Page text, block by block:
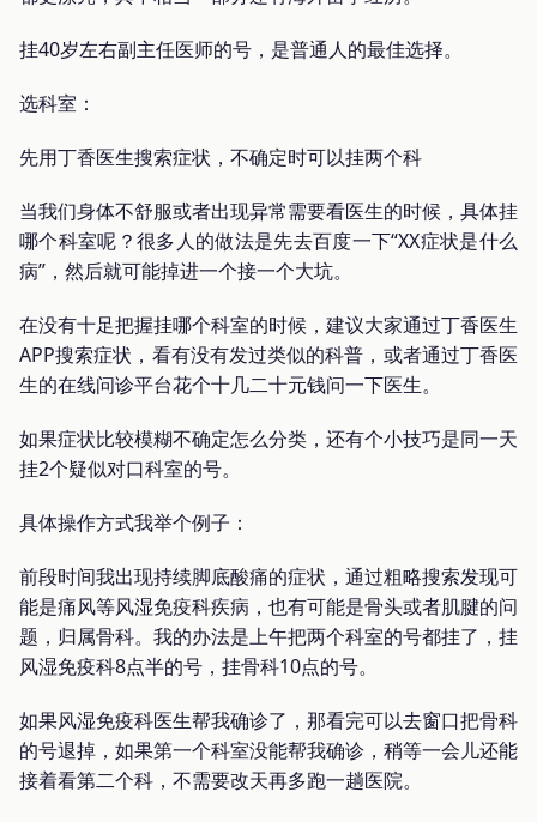
挂40岁左右副主任医师的号，是普通人的最佳选择。
选科室：
先用丁香医生搜索症状，不确定时可以挂两个科
当我们身体不舒服或者出现异常需要看医生的时候，具体挂
哪个科室呢？很多人的做法是先去百度一下“XX症状是什么
病”，然后就可能掉进一个接一个大坑。
在没有十足把握挂哪个科室的时候，建议大家通过丁香医生
APP搜索症状，看有没有发过类似的科普，或者通过丁香医
生的在线问诊平台花个十几二十元钱问一下医生。
如果症状比较模糊不确定怎么分类，还有个小技巧是同一天
挂2个疑似对口科室的号。
具体操作方式我举个例子：
前段时间我出现持续脚底酸痛的症状，通过粗略搜索发现可
能是痛风等风湿免疫科疾病，也有可能是骨头或者肌腱的问
题，归属骨科。我的办法是上午把两个科室的号都挂了，挂
风湿免疫科8点半的号，挂骨科10点的号。
如果风湿免疫科医生帮我确诊了，那看完可以去窗口把骨科
的号退掉，如果第一个科室没能帮我确诊，稍等一会儿还能
接着看第二个科，不需要改天再多跑一趟医院。